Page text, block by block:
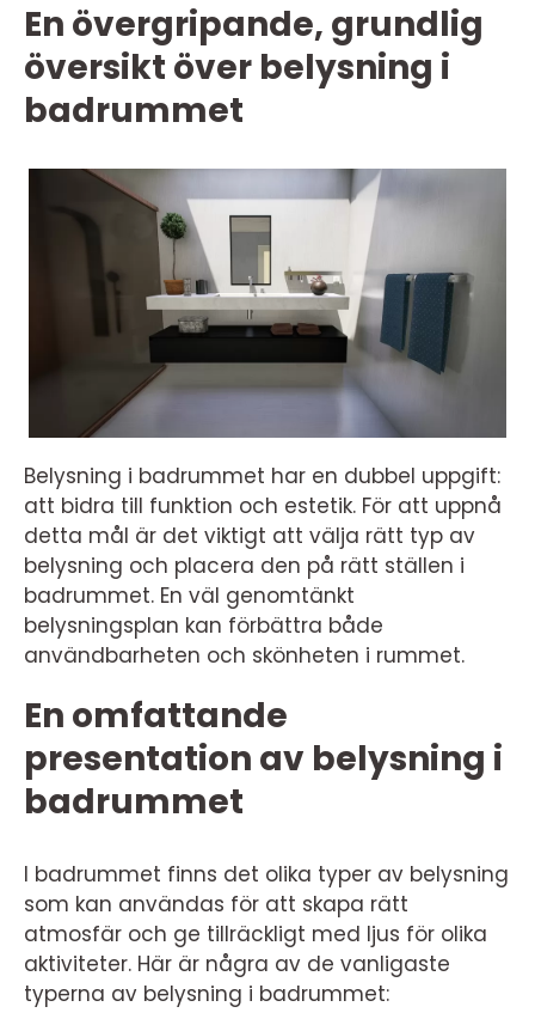
En övergripande, grundlig
översikt över belysning i
badrummet
Belysning i badrummet har en dubbel uppgift:
att bidra till funktion och estetik. För att uppnå
detta mål är det viktigt att välja rätt typ av
belysning och placera den på rätt ställen i
badrummet. En väl genomtänkt
belysningsplan kan förbättra både
användbarheten och skönheten i rummet.
En omfattande
presentation av belysning i
badrummet
I badrummet finns det olika typer av belysning
som kan användas för att skapa rätt
atmosfär och ge tillräckligt med ljus för olika
aktiviteter. Här är några av de vanligaste
typerna av belysning i badrummet: